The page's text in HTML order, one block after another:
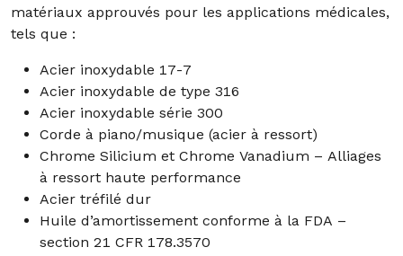
matériaux approuvés pour les applications médicales,
tels que :
Acier inoxydable 17-7
Acier inoxydable de type 316
Acier inoxydable série 300
Corde à piano/musique (acier à ressort)
Chrome Silicium et Chrome Vanadium – Alliages
à ressort haute performance
Acier tréfilé dur
Huile d’amortissement conforme à la FDA –
section 21 CFR 178.3570